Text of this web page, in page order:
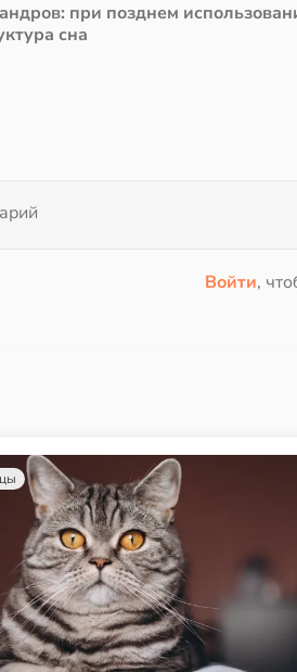
при позднем
сна
Войти,